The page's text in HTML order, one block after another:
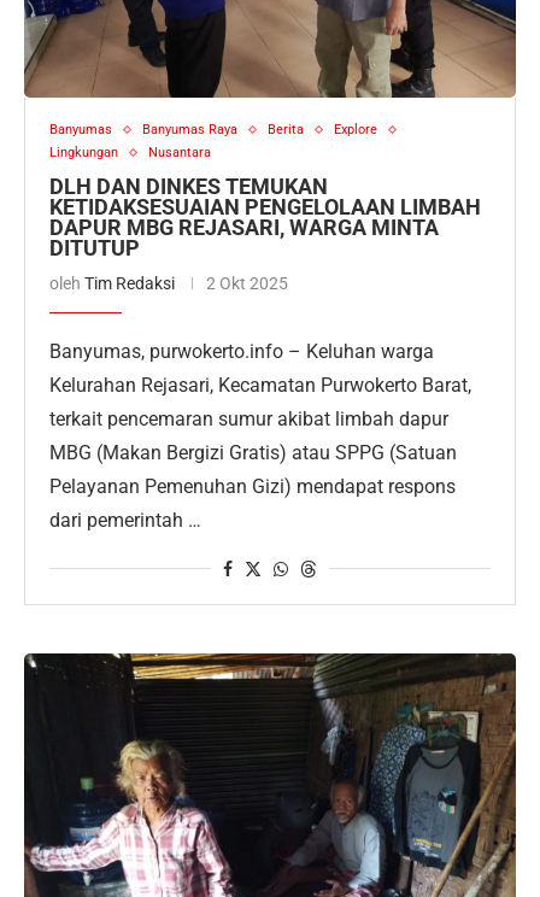
Banyumas Banyumas Raya Berita
Explore
Lingkungan
Nusantara
DLH DAN DINKES TEMUKAN
KETIDAKSESUAIAN PENGELOLAAN LIMBAH
DAPUR MBG REJASARI, WARGA MINTA
DITUTUP
oleh Tim Redaksi 2 Okt 2025
Banyumas, purwokerto.info – Keluhan warga
Kelurahan Rejasari, Kecamatan Purwokerto Barat,
terkait pencemaran sumur akibat limbah dapur
MBG (Makan Bergizi Gratis) atau SPPG (Satuan
Pelayanan Pemenuhan Gizi) mendapat respons
dari pemerintah …